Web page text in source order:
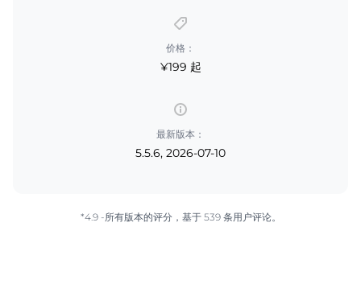
价格：
¥199 起
最新版本：
5.5.6, 2026-07-10
*4.9 -所有版本的评分，基于 539 条用户评论。